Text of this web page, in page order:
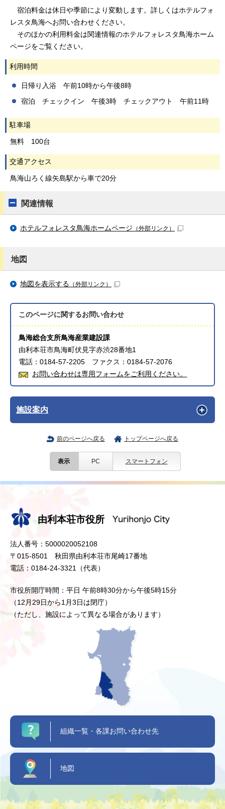
宿泊料金は休日や季節により変動します。詳しくはホテルフォ
レスタ鳥海へお問い合わせください。
そのほかの利用料金は関連情報のホテルフォレスタ鳥海ホーム
ページをご覧ください。
利用時間
日帰り入浴 午前10時から午後8時
宿泊 チェックイン 午後3時 チェックアウト 午前11時
駐車場
無料 100台
交通アクセス
鳥海山ろく線矢島駅から車で20分
関連情報
ホテルフォレスタ鳥海ホームページ （外部リンク）
地図
地図を表示する （外部リンク）
このページに関するお問い合わせ
鳥海総合支所鳥海産業建設課
由利本荘市鳥海町伏見字赤渋28番地1
電話：0184-57-2205 ファクス：0184-57-2076
お問い合わせは専用フォームをご利用ください。
施設案内
前のページへ戻る トップページへ戻る
表示 PC スマートフォン
由利本荘市役所
法人番号：5000020052108
〒015-8501 秋田県由利本荘市尾崎17番地
電話：0184-24-3321（代表）
市役所開庁時間：平日 午前8時30分から午後5時15分
（12月29日から1月3日は閉庁）
（ただし、施設によって異なる場合があります）
組織一覧・各課お問い合わせ先
地図